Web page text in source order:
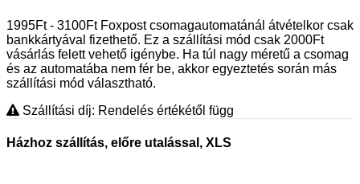
1995Ft - 3100Ft Foxpost csomagautomatánál átvételkor csak
bankkártyával fizethető. Ez a szállítási mód csak 2000Ft
vásárlás felett vehető igénybe. Ha túl nagy méretű a csomag
és az automatába nem fér be, akkor egyeztetés során más
szállítási mód választható.
Szállítási díj: Rendelés értékétől függ
Házhoz szállítás, előre utalással, XLS